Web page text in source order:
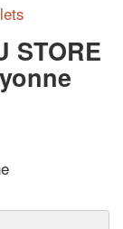
STORE